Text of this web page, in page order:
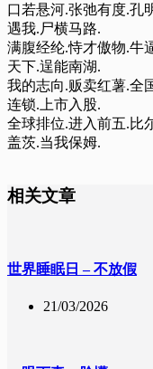
口若悬河.张弛有度.孔
遇我.尸横马路.
满腹经纶.恃才傲物.牛
天下.逞能南湖.
我的志向.贩卖红薯.全
连锁.上市入股.
全球排位.进入前五.比
盖茨.当我保姆.
相关文章
世界睡眠日 – 不放假
21/03/2026